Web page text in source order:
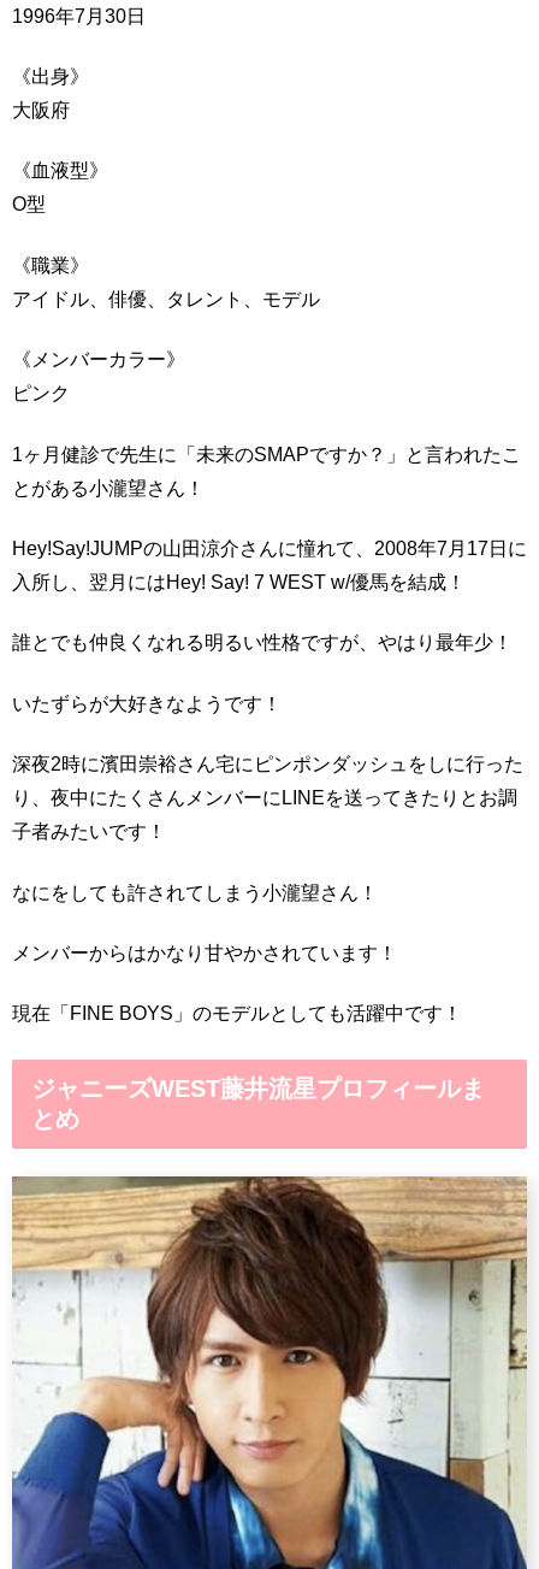
1996年7月30日
《出身》
大阪府
《血液型》
O型
《職業》
アイドル、俳優、タレント、モデル
《メンバーカラー》
ピンク
1ヶ月健診で先生に「未来のSMAPですか？」と言われたこ
とがある小瀧望さん！
Hey!Say!JUMPの山田涼介さんに憧れて、2008年7月17日に
入所し、翌月にはHey! Say! 7 WEST w/優馬を結成！
誰とでも仲良くなれる明るい性格ですが、やはり最年少！
いたずらが大好きなようです！
深夜2時に濱田崇裕さん宅にピンポンダッシュをしに行った
り、夜中にたくさんメンバーにLINEを送ってきたりとお調
子者みたいです！
なにをしても許されてしまう小瀧望さん！
メンバーからはかなり甘やかされています！
現在「FINE BOYS」のモデルとしても活躍中です！
ジャニーズWEST藤井流星プロフィールま
とめ